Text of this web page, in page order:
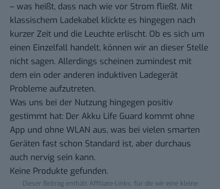
– was heißt, dass nach wie vor Strom fließt. Mit
klassischem Ladekabel klickte es hingegen nach
kurzer Zeit und die Leuchte erlischt. Ob es sich um
einen Einzelfall handelt, können wir an dieser Stelle
nicht sagen. Allerdings scheinen zumindest mit
dem ein oder anderen induktiven Ladegerät
Probleme aufzutreten.
Was uns bei der Nutzung hingegen positiv
gestimmt hat: Der Akku Life Guard kommt ohne
App und ohne WLAN aus, was bei vielen smarten
Geräten fast schon Standard ist, aber durchaus
auch nervig sein kann.
Keine Produkte gefunden.
Dieser Beitrag enthält Affiliate-Links, für die wir eine kleine